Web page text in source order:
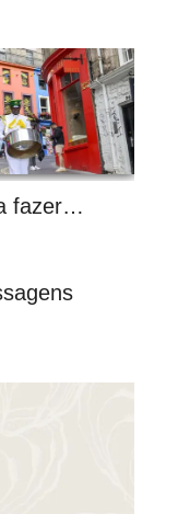
fazer…